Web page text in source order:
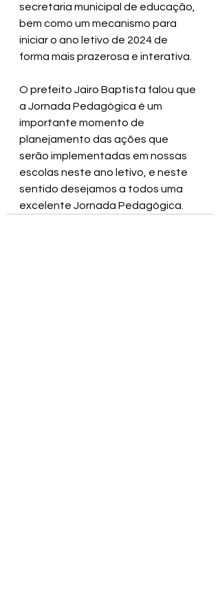
secretaria municipal de educação,
bem como um mecanismo para
iniciar o ano letivo de 2024 de
forma mais prazerosa e interativa.
O prefeito Jairo Baptista falou que
a Jornada Pedagógica é um
importante momento de
planejamento das ações que
serão implementadas em nossas
escolas neste ano letivo, e neste
sentido desejamos a todos uma
excelente Jornada Pedagógica.